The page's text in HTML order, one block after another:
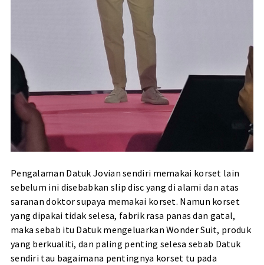
Pengalaman Datuk Jovian sendiri memakai korset lain
sebelum ini disebabkan slip disc yang di alami dan atas
saranan doktor supaya memakai korset. Namun korset
yang dipakai tidak selesa, fabrik rasa panas dan gatal,
maka sebab itu Datuk mengeluarkan Wonder Suit, produk
yang berkualiti, dan paling penting selesa sebab Datuk
sendiri tau bagaimana pentingnya korset tu pada